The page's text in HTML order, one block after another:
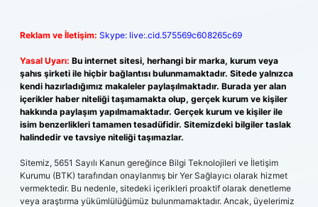
Reklam ve İletişim: Skype: live:.cid.575569c608265c69
Yasal Uyarı: Bu internet sitesi, herhangi bir marka, kurum veya
şahıs şirketi ile hiçbir bağlantısı bulunmamaktadır. Sitede yalnızca
kendi hazırladığımız makaleler paylaşılmaktadır. Burada yer alan
içerikler haber niteliği taşımamakta olup, gerçek kurum ve kişiler
hakkında paylaşım yapılmamaktadır. Gerçek kurum ve kişiler ile
isim benzerlikleri tamamen tesadüfidir. Sitemizdeki bilgiler taslak
halindedir ve tavsiye niteliği taşımazlar.
Sitemiz, 5651 Sayılı Kanun gereğince Bilgi Teknolojileri ve İletişim
Kurumu (BTK) tarafından onaylanmış bir Yer Sağlayıcı olarak hizmet
vermektedir. Bu nedenle, sitedeki içerikleri proaktif olarak denetleme
veya araştırma yükümlülüğümüz bulunmamaktadır. Ancak, üyelerimiz